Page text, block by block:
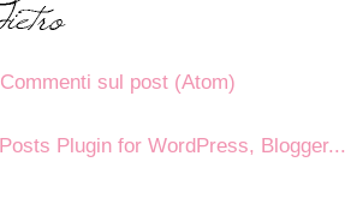
Commenti sul post (Atom)